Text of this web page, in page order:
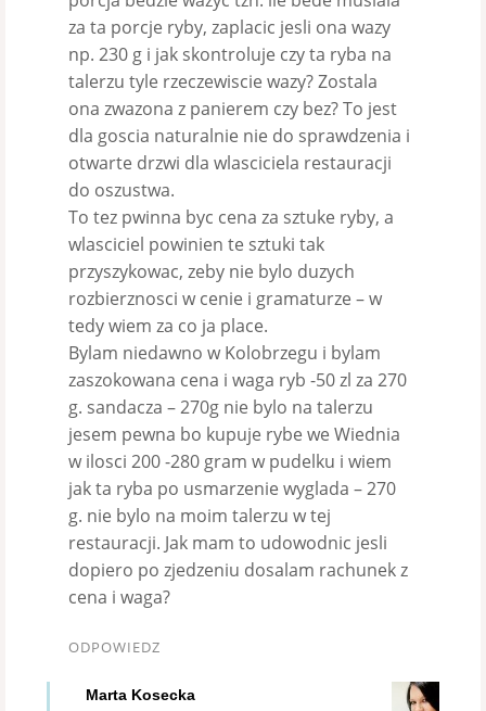
za ta porcje ryby, zaplacic jesli ona wazy
np. 230 g i jak skontroluje czy ta ryba na
talerzu tyle rzeczewiscie wazy? Zostala
ona zwazona z panierem czy bez? To jest
dla goscia naturalnie nie do sprawdzenia i
otwarte drzwi dla wlasciciela restauracji
do oszustwa.
To tez pwinna byc cena za sztuke ryby, a
wlasciciel powinien te sztuki tak
przyszykowac, zeby nie bylo duzych
rozbierznosci w cenie i gramaturze – w
tedy wiem za co ja place.
Bylam niedawno w Kolobrzegu i bylam
zaszokowana cena i waga ryb -50 zl za 270
g. sandacza – 270g nie bylo na talerzu
jesem pewna bo kupuje rybe we Wiednia
w ilosci 200 -280 gram w pudelku i wiem
jak ta ryba po usmarzenie wyglada – 270
g. nie bylo na moim talerzu w tej
restauracji. Jak mam to udowodnic jesli
dopiero po zjedzeniu dosalam rachunek z
cena i waga?
ODPOWIEDZ
Marta Kosecka